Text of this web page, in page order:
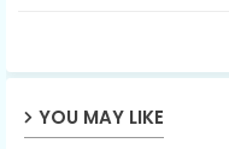
YOU MAY LIKE